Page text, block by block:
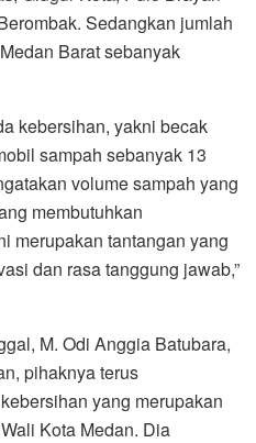
Sedangkan jumlah
Barat sebanyak
kebersihan, yakni becak
sampah sebanyak 13
volume sampah yang
membutuhkan
merupakan tantangan yang
dan rasa tanggung jawab,”
M. Odi Anggia Batubara,
pihaknya terus
yang merupakan
Kota Medan. Dia